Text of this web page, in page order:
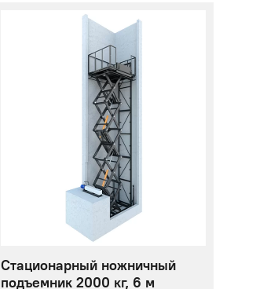
Стационарный ножничный
подъемник 2000 кг, 6 м